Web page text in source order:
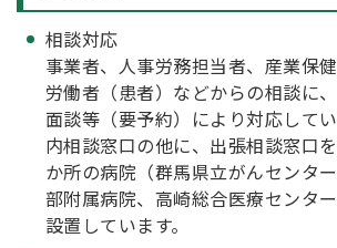
相談対応
事業者、人事労務担当者、産業保
労働者（患者）などからの相談に
面談等（要予約）により対応して
内相談窓口の他に、出張相談窓口
か所の病院（群馬県立がんセンタ
部附属病院、高崎総合医療センタ
設置しています。